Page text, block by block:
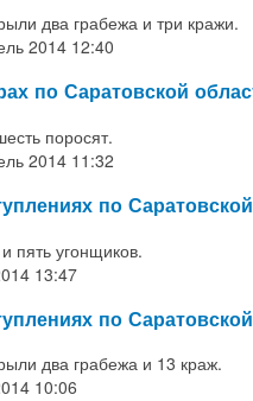
два грабежа и три кражи.
2014 12:40
по Саратовской
поросят.
2014 11:32
по
пять угонщиков.
13:47
по
два грабежа и 13 краж.
10:06